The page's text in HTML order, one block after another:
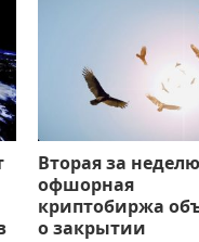
Вторая за неделю
офшорная
криптобиржа
о закрытии